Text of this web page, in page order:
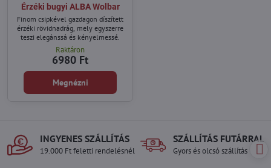
Érzéki bugyi ALBA Wolbar
Finom csipkével gazdagon díszített
érzéki rövidnadrág, mely egyszerre
teszi elegánssá és kényelmessé.
Raktáron
6980 Ft
Megnézni
INGYENES SZÁLLÍTÁS
19.000 Ft feletti rendelésnél
SZÁLLÍTÁS FUTÁRRAL
Gyors és olcsó szállítás